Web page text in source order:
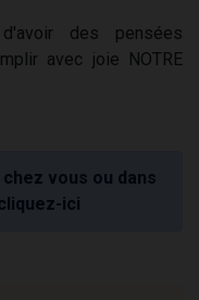
des pensées
avec joie NOTRE
vous ou dans
ici